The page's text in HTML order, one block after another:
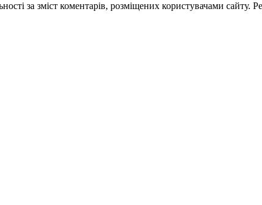
за зміст коментарів, розміщених користувачами сайту.